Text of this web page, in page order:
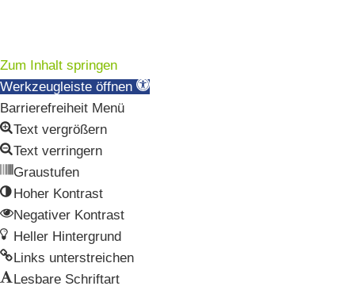
Zum Inhalt springen
Werkzeugleiste öffnen
Barrierefreiheit Menü
Text vergrößern
Text verringern
Graustufen
Hoher Kontrast
Negativer Kontrast
Heller Hintergrund
Links unterstreichen
Lesbare Schriftart